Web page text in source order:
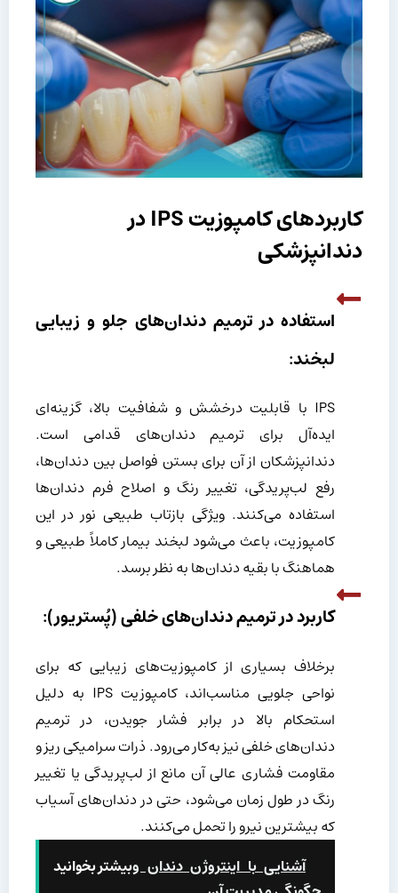
کاربردهای کامپوزیت IPS در
دندانپزشکی
استفاده در ترمیم دندان‌های جلو و زیبایی
لبخند:
IPS با قابلیت درخشش و شفافیت بالا، گزینه‌ای
ایده‌آل برای ترمیم دندان‌های قدامی است.
دندانپزشکان از آن برای بستن فواصل بین دندان‌ها،
رفع لب‌پریدگی، تغییر رنگ و اصلاح فرم دندان‌ها
استفاده می‌کنند. ویژگی بازتاب طبیعی نور در این
کامپوزیت، باعث می‌شود لبخند بیمار کاملاً طبیعی و
هماهنگ با بقیه دندان‌ها به نظر برسد.
کاربرد در ترمیم دندان‌های خلفی (پُستریور):
برخلاف بسیاری از کامپوزیت‌های زیبایی که برای
نواحی جلویی مناسب‌اند، کامپوزیت IPS به دلیل
استحکام بالا در برابر فشار جویدن، در ترمیم
دندان‌های خلفی نیز به‌کار می‌رود. ذرات سرامیکی ریز و
مقاومت فشاری عالی آن مانع از لب‌پریدگی یا تغییر
رنگ در طول زمان می‌شود، حتی در دندان‌های آسیاب
که بیشترین نیرو را تحمل می‌کنند.
بیشتر بخوانیدآشنایی با اینتروژن دندان و